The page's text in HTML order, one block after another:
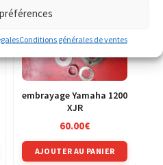
Conditions générales de ventes
embrayage Yamaha 1200
XJR
60.00€
AJOUTER AU PANIER